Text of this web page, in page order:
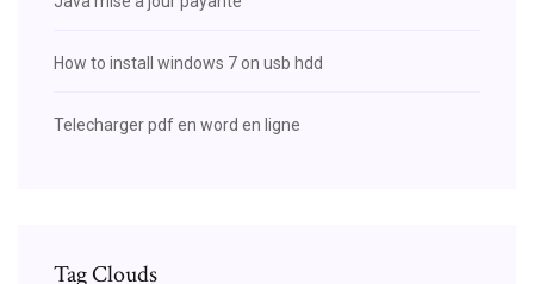
How to install windows 7 on usb hdd
Telecharger pdf en word en ligne
Tag Clouds